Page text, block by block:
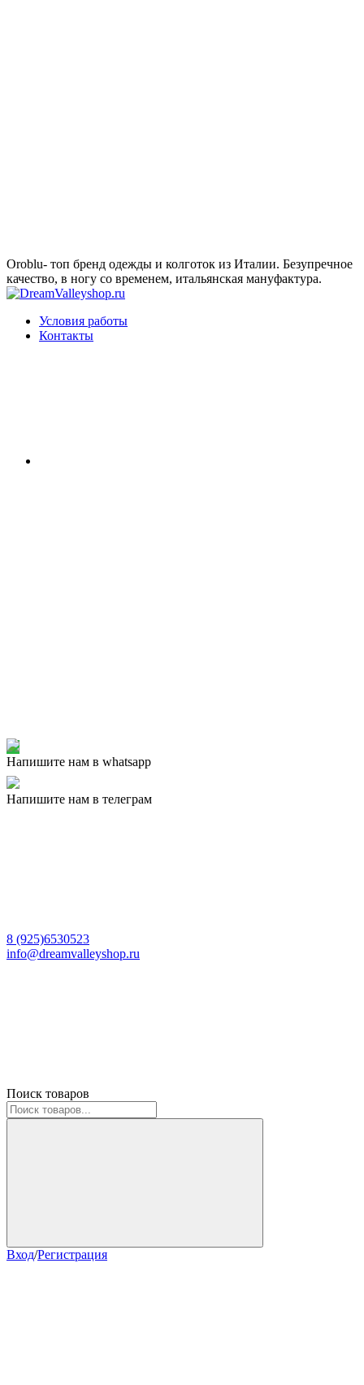
Oroblu- топ бренд одежды и колготок из Италии. Безупречное
качество, в ногу со временем, итальянская мануфактура.
Условия работы
Контакты
Напишите нам в whatsapp
Напишите нам в телеграм
8 (925)6530523
info@dreamvalleyshop.ru
Поиск товаров
Вход/Регистрация